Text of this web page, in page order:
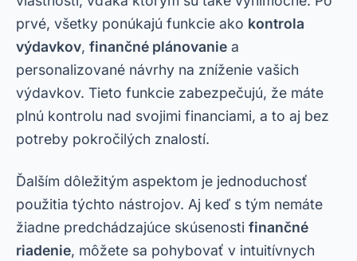
prvé, všetky ponúkajú funkcie ako kontrola
výdavkov, finančné plánovanie a
personalizované návrhy na zníženie vašich
výdavkov. Tieto funkcie zabezpečujú, že máte
plnú kontrolu nad svojimi financiami, a to aj bez
potreby pokročilých znalostí.
Ďalším dôležitým aspektom je jednoduchosť
použitia týchto nástrojov. Aj keď s tým nemáte
žiadne predchádzajúce skúsenosti finančné
riadenie, môžete sa pohybovať v intuitívnych